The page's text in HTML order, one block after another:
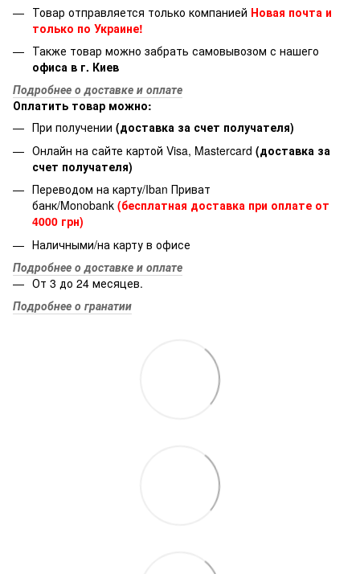
Товар отправляется только компанией Новая почта и
только по Украине!
Также товар можно забрать самовывозом с нашего
офиса в г. Киев
Подробнее о доставке и оплате
Оплатить товар можно:
При получении (доставка за счет получателя)
Онлайн на сайте картой Visa, Mastercard (доставка за
счет получателя)
Переводом на карту/Iban Приват
банк/Monobank (бесплатная доставка при оплате от
4000 грн)
Наличными/на карту в офисе
Подробнее о доставке и оплате
От 3 до 24 месяцев.
Подробнее о гранатии